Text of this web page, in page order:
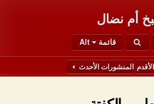
أم نضال
قائمة Alt
المنشورات الأحدث